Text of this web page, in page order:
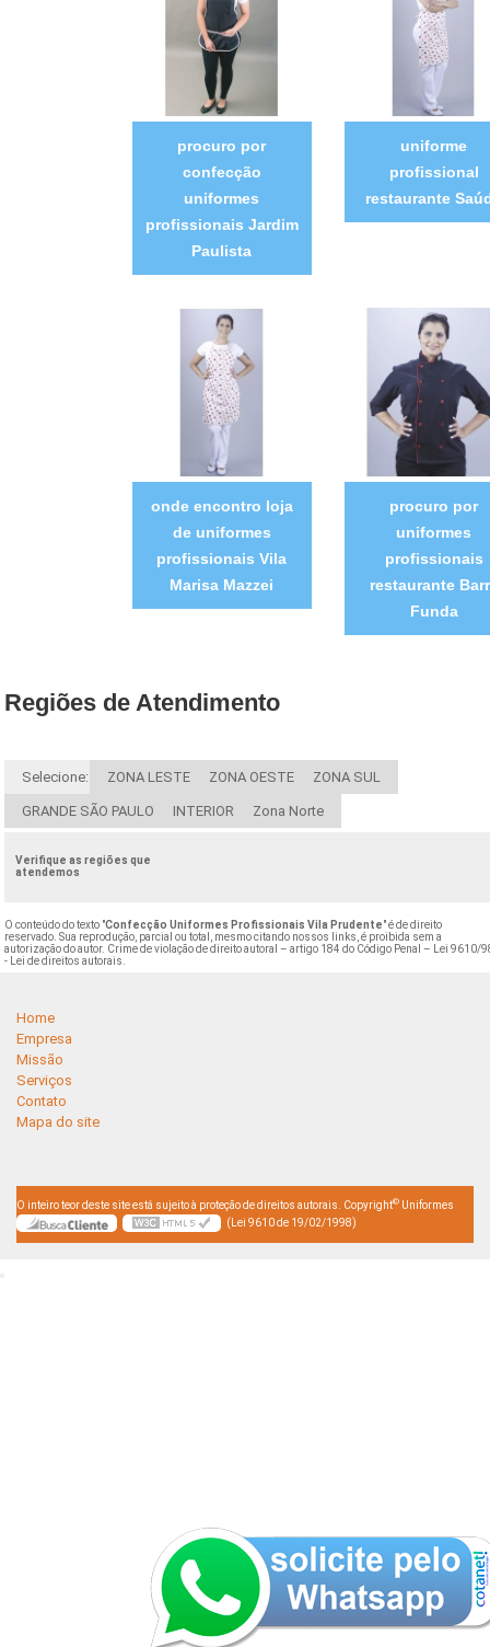
procuro por
confecção
uniformes
profissionais Jardim
Paulista
uniforme
profissional
restaurante
onde encontro loja
de uniformes
profissionais Vila
Marisa Mazzei
procuro por
uniformes
profissionais
restaurante
Funda
Regiões de Atendimento
Selecione: ZONA LESTE ZONA OESTE ZONA SUL
GRANDE SÃO PAULO INTERIOR Zona Norte
Verifique as regiões que
atendemos
O conteúdo do texto "Confecção Uniformes Profissionais Vila Prudente" é de direito
reservado. Sua reprodução, parcial ou total, mesmo citando nossos links, é proibida sem a
autorização do autor. Crime de violação de direito autoral – artigo 184 do Código Penal –
Lei 9610/
- Lei de direitos autorais
Home
Empresa
Missão
Serviços
Contato
Mapa do site
O inteiro teor deste site está sujeito à proteção de direitos autorais. Copyright© Uniformes
(Lei 9610 de 19/02/1998)